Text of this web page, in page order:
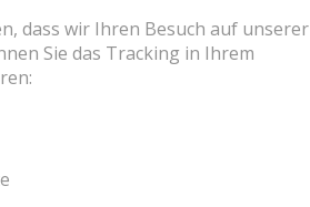
dass wir Ihren Besuch auf unserer
Sie das Tracking in Ihrem